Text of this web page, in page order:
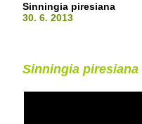
Sinningia piresiana
30. 6. 2013
Sinningia piresiana